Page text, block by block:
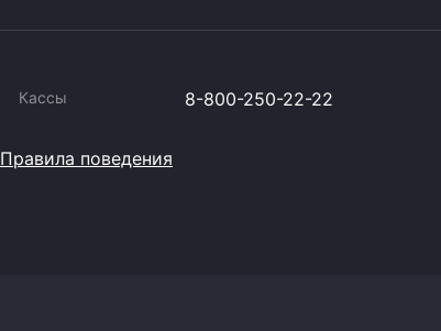
Кассы 8-800-250-22-22
Правила поведения